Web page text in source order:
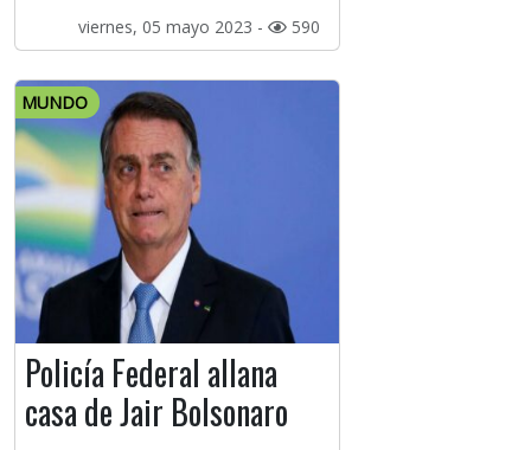
viernes, 05 mayo 2023 - 590
MUNDO
Policía Federal allana
casa de Jair Bolsonaro